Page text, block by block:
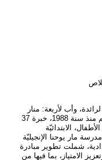
الجليلية، سنة 1964، متزوج لرائدة، وأب لأربعة: منار
ويارا وسمعان وبشار. أعيش رسالة التربية والتعليم منذ سنة 1988، خبرة 37
الابتدائيّة
وتطوير مدرسة مار يوحنا الإنجيليّة
شملت تطوير مبادرة
الامتياز، بما فيها من